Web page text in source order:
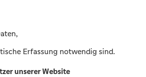
Erfassung notwendig sind.
unserer Website